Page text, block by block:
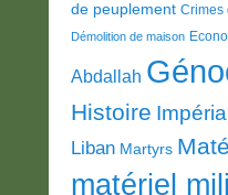
de peuplement Crimes
Démolition de maison
Abdallah
Histoire
Liban Martyrs
matériel